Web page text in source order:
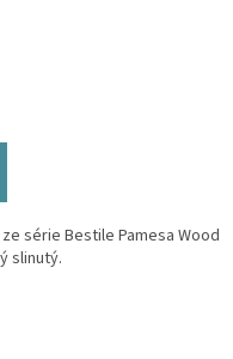
série Bestile Pamesa Wood
slinutý.